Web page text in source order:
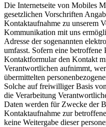
Die Internetseite von Mobiles
gesetzlichen Vorschriften
Kontaktaufnahme zu unserem
Kommunikation mit uns
Adresse der sogenannten
umfasst. Sofern eine
Kontaktformular den Kontakt
Verantwortlichen aufnimmt,
übermittelten
Solche auf freiwilliger Basis
die Verarbeitung
Daten werden für Zwecke der
Kontaktaufnahme zur
keine Weitergabe dieser